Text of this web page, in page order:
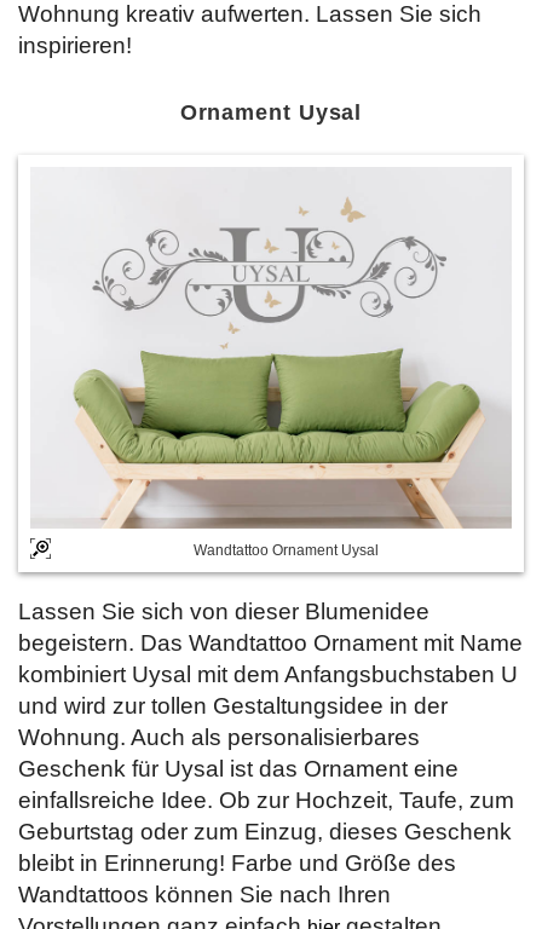
Wohnung kreativ aufwerten. Lassen Sie sich
inspirieren!
Ornament Uysal
Wandtattoo Ornament Uysal
Lassen Sie sich von dieser Blumenidee
begeistern. Das Wandtattoo Ornament mit Name
kombiniert Uysal mit dem Anfangsbuchstaben U
und wird zur tollen Gestaltungsidee in der
Wohnung. Auch als personalisierbares
Geschenk für Uysal ist das Ornament eine
einfallsreiche Idee. Ob zur Hochzeit, Taufe, zum
Geburtstag oder zum Einzug, dieses Geschenk
bleibt in Erinnerung! Farbe und Größe des
Wandtattoos können Sie nach Ihren